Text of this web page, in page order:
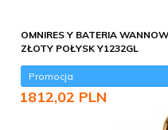
OMNIRES Y BATERIA
ZŁOTY POŁYSK Y1232GL
Promocja
1812,02 PLN